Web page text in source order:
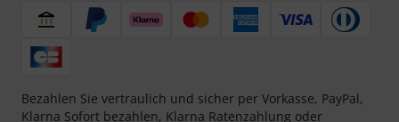
Bezahlen Sie vertraulich und sicher per Vorkasse, PayPal,
Klarna Sofort bezahlen, Klarna Ratenzahlung oder